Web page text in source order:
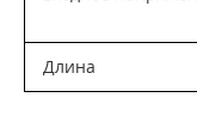
Длина